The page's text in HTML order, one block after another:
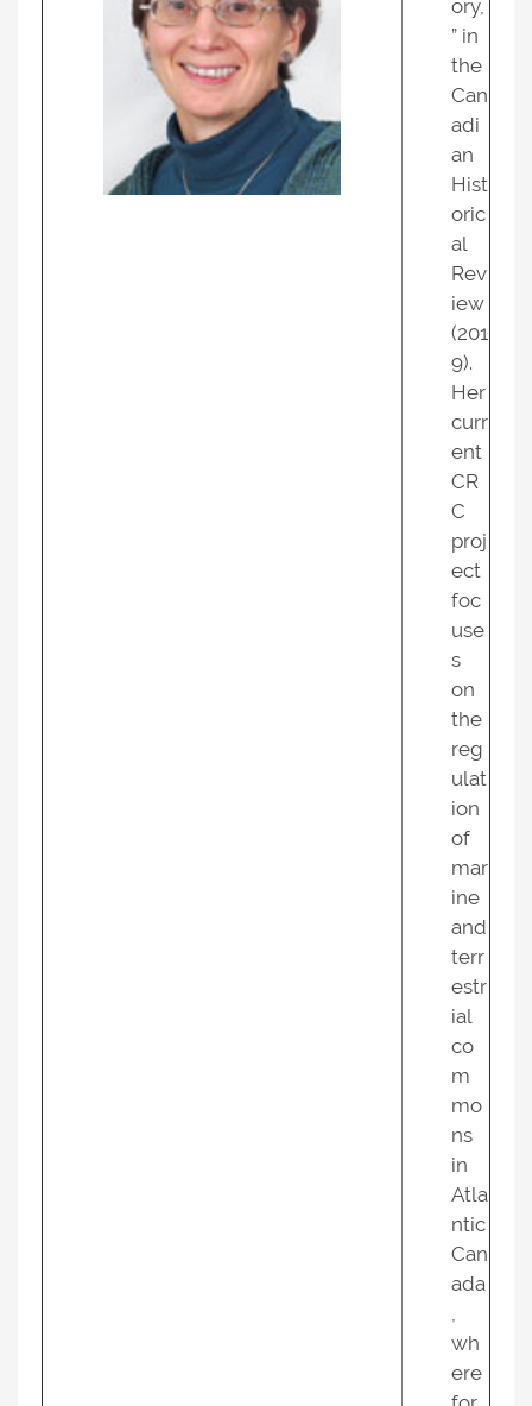
ory,
” in
the
Can
adi
an
Hist
oric
al
Rev
iew
(201
9).
Her
curr
ent
CR
C
proj
ect
foc
use
s
on
the
reg
ulat
ion
of
mar
ine
and
terr
estr
ial
co
m
mo
ns
in
Atla
ntic
Can
ada
,
wh
ere